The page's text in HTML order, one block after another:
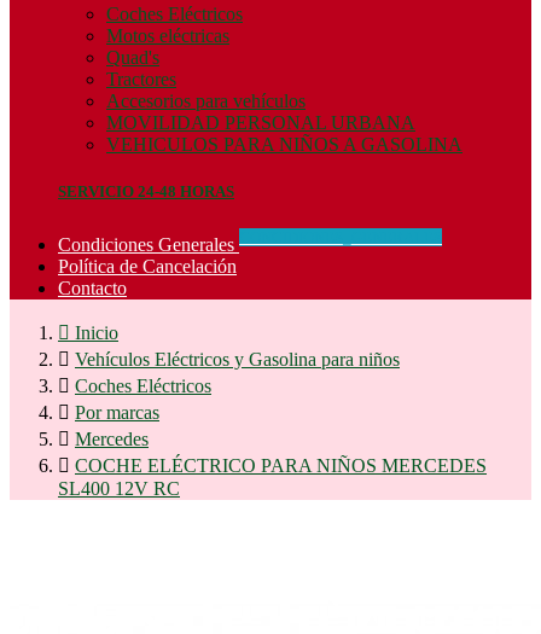
Coches Eléctricos
Motos eléctricas
Quad's
Tractores
Accesorios para vehículos
MOVILIDAD PERSONAL URBANA
VEHICULOS PARA NIÑOS A GASOLINA
SERVICIO 24-48 HORAS
Condiciones Generales
Política de Cancelación
Contacto
 Inicio
 Vehículos Eléctricos y Gasolina para niños
 Coches Eléctricos
 Por marcas
 Mercedes
 COCHE ELÉCTRICO PARA NIÑOS MERCEDES
SL400 12V RC